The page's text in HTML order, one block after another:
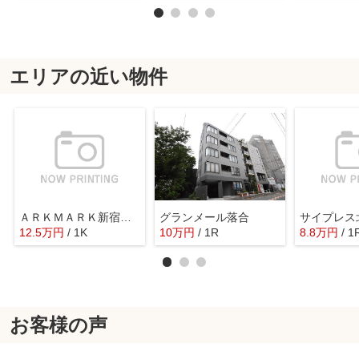
エリアの近い物件
ＡＲＫＭＡＲＫ新宿西落合
12.5万円 / 1K
グランメール落合
10万円 / 1R
サイプレス
8.8万円 /
お客様の声